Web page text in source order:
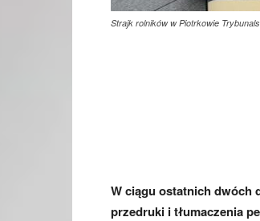
Strajk rolników w Piotrkowie
W ciągu ostatnich dwóch
przedruki i tłumaczenia